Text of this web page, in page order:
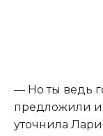
— Но ты ведь
предложили
уточнила